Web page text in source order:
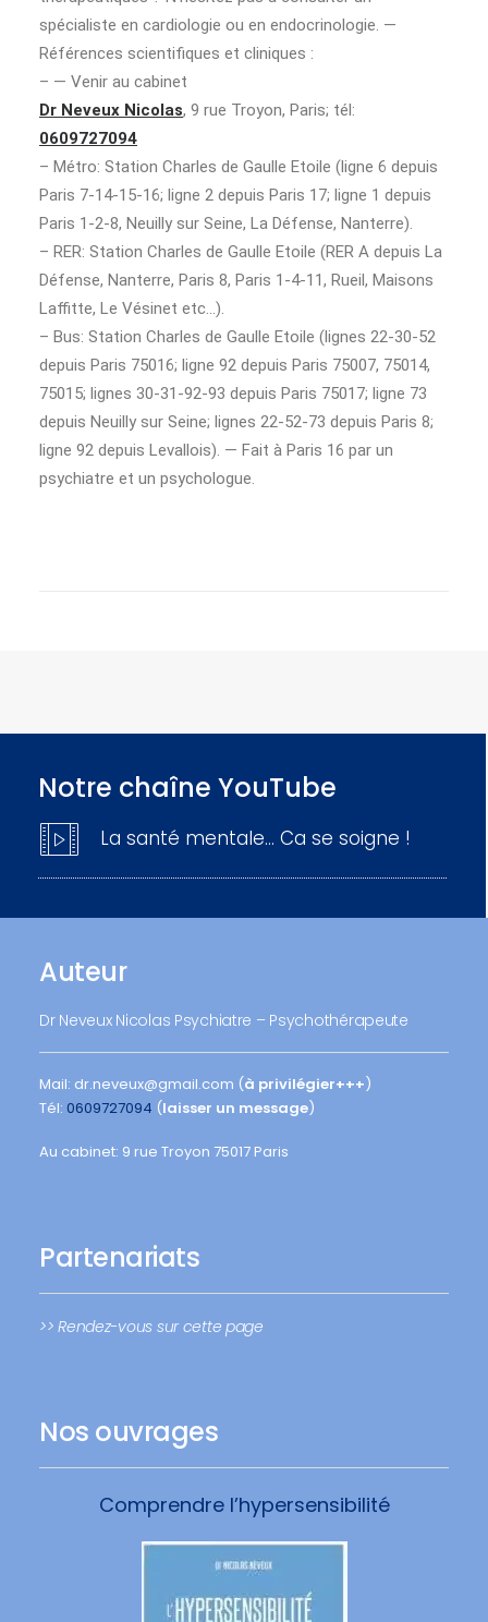
spécialiste en cardiologie ou en endocrinologie. —
Références scientifiques et cliniques :
– — Venir au cabinet
Dr Neveux Nicolas, 9 rue Troyon, Paris; tél:
0609727094
– Métro: Station Charles de Gaulle Etoile (ligne 6 depuis
Paris 7-14-15-16; ligne 2 depuis Paris 17; ligne 1 depuis
Paris 1-2-8, Neuilly sur Seine, La Défense, Nanterre).
– RER: Station Charles de Gaulle Etoile (RER A depuis La
Défense, Nanterre, Paris 8, Paris 1-4-11, Rueil, Maisons
Laffitte, Le Vésinet etc…).
– Bus: Station Charles de Gaulle Etoile (lignes 22-30-52
depuis Paris 75016; ligne 92 depuis Paris 75007, 75014,
75015; lignes 30-31-92-93 depuis Paris 75017; ligne 73
depuis Neuilly sur Seine; lignes 22-52-73 depuis Paris 8;
ligne 92 depuis Levallois). — Fait à Paris 16 par un
psychiatre et un psychologue.
Notre chaîne YouTube
La santé mentale… Ca se soigne !
Auteur
Dr Neveux Nicolas Psychiatre – Psychothérapeute
Mail: dr.neveux@gmail.com (à privilégier+++)
Tél: 0609727094 (laisser un message)
Au cabinet: 9 rue Troyon 75017 Paris
Partenariats
>> Rendez-vous sur cette page
Nos ouvrages
Comprendre l’hypersensibilité